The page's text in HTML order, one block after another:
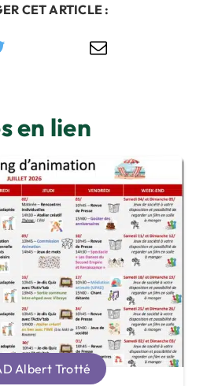
CET ARTICLE :
en lien
Albert Trotté